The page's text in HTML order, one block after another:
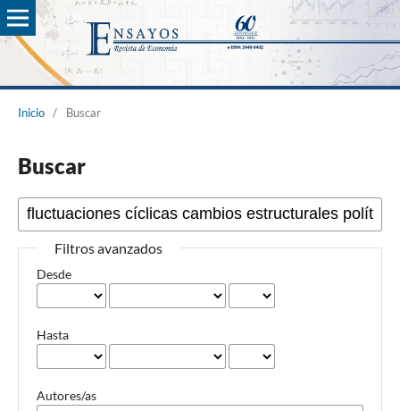
Inicio / Buscar
Buscar
Filtros avanzados
Desde
Hasta
Autores/as